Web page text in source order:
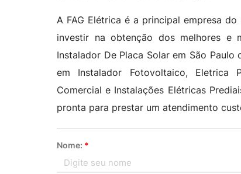
A FAG Elétrica é a principal empresa
investir na obtenção dos melhores e
Instalador De Placa Solar em São
em Instalador Fotovoltaico, Eletrica
Comercial e Instalações Elétricas
pronta para prestar um atendimento
Nome: *